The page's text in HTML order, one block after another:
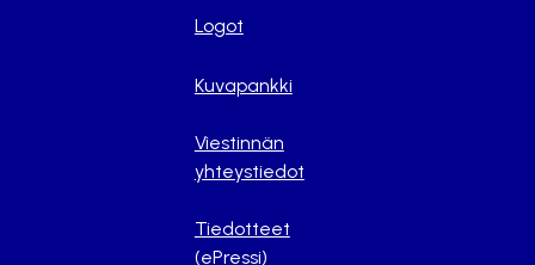
Logot
Kuvapankki
Viestinnän
yhteystiedot
Tiedotteet
(ePressi)